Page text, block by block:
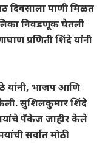
दिवसाला पाणी मिळत
निवडणूक घेतली
प्रणिती शिंदे यांनी
यांनी, भाजप आणि
केली. सुशिलकुमार शिंदे
पॅकेज जाहीर केले
सर्वात मोठी